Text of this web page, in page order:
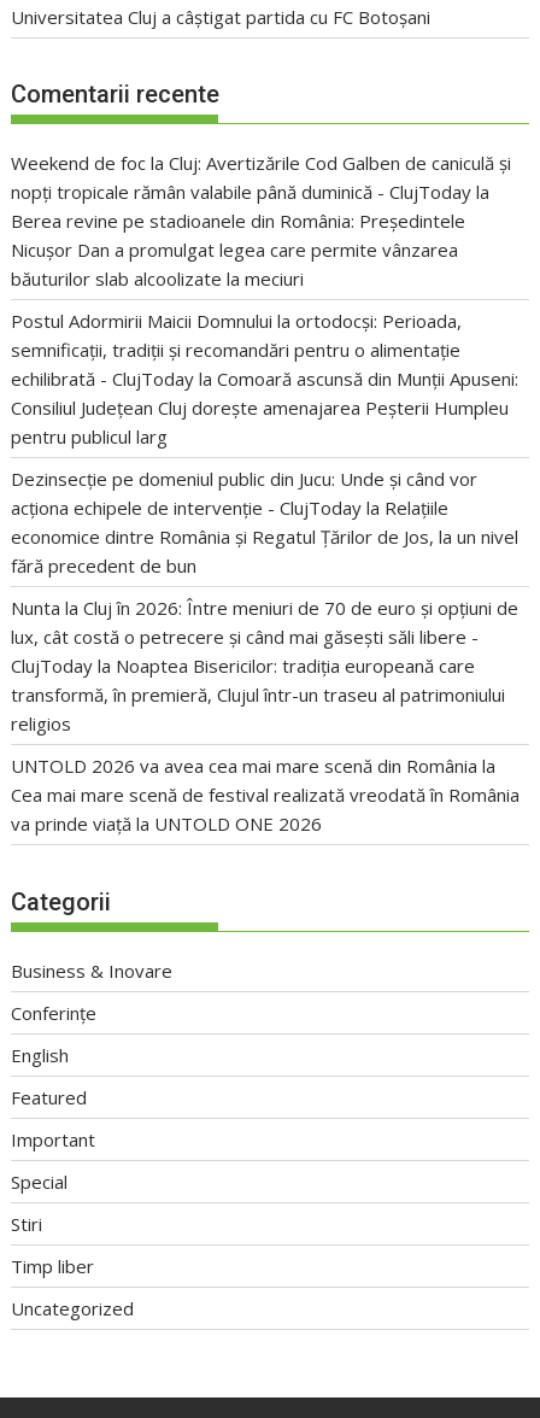
Universitatea Cluj a câștigat partida cu FC Botoșani
Comentarii recente
Weekend de foc la Cluj: Avertizările Cod Galben de caniculă și
nopți tropicale rămân valabile până duminică - ClujToday la
Berea revine pe stadioanele din România: Președintele
Nicușor Dan a promulgat legea care permite vânzarea
băuturilor slab alcoolizate la meciuri
Postul Adormirii Maicii Domnului la ortodocși: Perioada,
semnificații, tradiții și recomandări pentru o alimentație
echilibrată - ClujToday laComoară ascunsă din Munții Apuseni:
Consiliul Județean Cluj dorește amenajarea Peșterii Humpleu
pentru publicul larg
Dezinsecție pe domeniul public din Jucu: Unde și când vor
acționa echipele de intervenție - ClujToday la Relațiile
economice dintre România și Regatul Țărilor de Jos, la un nivel
fără precedent de bun
Nunta la Cluj în 2026: Între meniuri de 70 de euro și opțiuni de
lux, cât costă o petrecere și când mai găsești săli libere -
ClujToday la Noaptea Bisericilor: tradiția europeană care
transformă, în premieră, Clujul într-un traseu al patrimoniului
religios
UNTOLD 2026 va avea cea mai mare scenă din România la
Cea mai mare scenă de festival realizată vreodată în România
va prinde viață la UNTOLD ONE 2026
Categorii
Business & Inovare
Conferințe
English
Featured
Important
Special
Stiri
Timp liber
Uncategorized